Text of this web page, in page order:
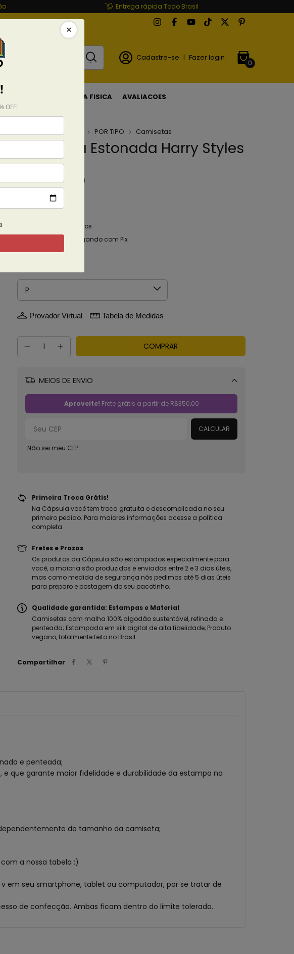
Entrega rápida Todo Brasil
Cadastre-se | Fazer login
0
LOJA FISICA AVALIACOES
CAMISETAS POR TIPO Camisetas
Camiseta Estonada Harry Styles
Fan Club
(0)
R$119,90
sem juros
pagando com Pix
Ver mais detalhes
Provador Virtual Tabela de Medidas
MEIOS DE ENVIO
Aproveite! Frete grátis a partir de R$350,00
CALCULAR
Não sei meu CEP
Primeira Troca Grátis!
Na Cápsula você tem troca gratuita e descomplicada no seu
primeiro pedido. Para maiores informações acesse a política
completa
Fretes e Prazos
Os produtos da Cápsula são estampados especialmente para
você, a maioria são produzidos e enviados entre 2 e 3 dias úteis,
mas como medida de segurança nós pedimos até 5 dias úteis
para preparo e postagem do seu pacotinho.
Qualidade garantida: Estampas e Material
Camisetas com malha 100% algodão sustentável, refinada e
penteada; Estampada em silk digital de alta fidelidade, Produto
vegano, totalmente feito no Brasil
Compartilhar
e penteada;
que garante maior fidelidade e durabilidade da estampa na
do tamanho da camiseta;
a nossa tabela :)
em seu smartphone, tablet ou computador, por se tratar de
de confecção. Ambas ficam dentro do limite tolerado.